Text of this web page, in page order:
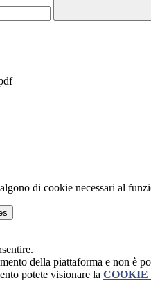
di cookie necessari al
della piattaforma e non è
potete visionare la